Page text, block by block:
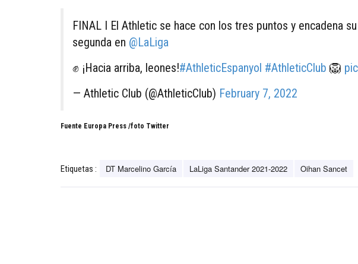
FINAL I El Athletic se hace con los tres puntos y encadena
segunda en @LaLiga
✊ ¡Hacia arriba, leones!#AthleticEspanyol #AthleticClub 🦁
— Athletic Club (@AthleticClub) February 7, 2022
Fuente Europa Press /foto Twitter
Etiquetas : DT Marcelino García LaLiga Santander 2021-2022 Oihan Sancet